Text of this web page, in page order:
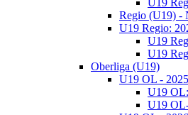
U19
Regio (U19) -
U19 Regio:
U19
U19
Oberliga (U19)
U19 OL - 2025
U19
U19